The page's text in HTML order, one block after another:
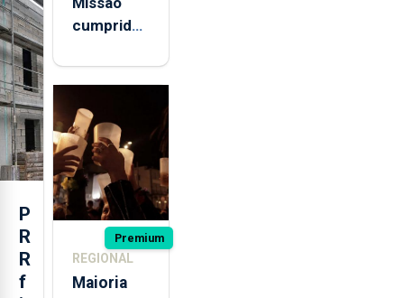
P
R
R
f
cumprida:
açorianos
após
missão na
Roménia
Premium
REGIONAL
Maioria